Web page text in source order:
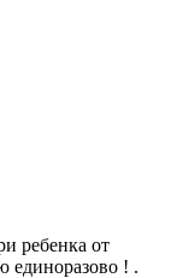
ребенка от
единоразово ! .